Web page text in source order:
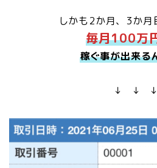
しかも2か月、3か月
毎月100万
稼ぐ事が出来る
↓ ↓ ↓